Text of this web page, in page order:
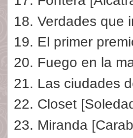
Verdades que
El primer
Fuego en la
Las ciudades
Closet
Miranda